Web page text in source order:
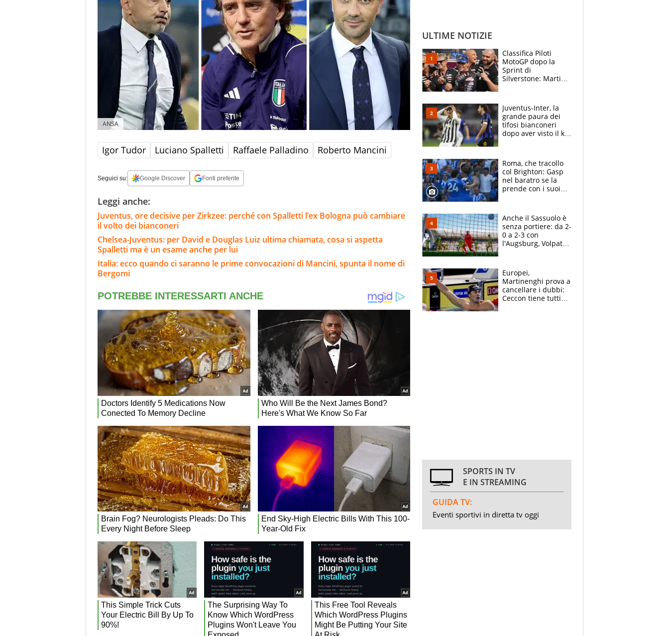
ANSA
Igor Tudor Luciano Spalletti Raffaele Palladino Roberto Mancini
Seguici su: Google Discover Fonti preferite
Leggi anche:
Juventus, ore decisive per Zirkzee: perché con Spalletti l’ex Bologna può cambiare
il volto dei bianconeri
Chelsea-Juventus: per David e Douglas Luiz ultima chiamata, cosa si aspetta
Spalletti ma è un esame anche per lui
Italia: ecco quando ci saranno le prime convocazioni di Mancini, spunta il nome di
Bergomi
ULTIME NOTIZIE
Classifica Piloti
MotoGP dopo la
Sprint di
Silverstone: Martin
Marquez
Juventus-Inter, la
grande paura dei
tifosi bianconeri
dopo aver visto il ko
Roma, che tracollo
col Brighton: Gasp
nel baratro se la
prende con i suoi
Anche il Sassuolo è
senza portiere: da 2-
0 a 2-3 con
l'Augsburg, Volpato
Europei,
Martinenghi prova a
cancellare i dubbi:
Ceccon tiene tutti
SPORTS IN TV
E IN STREAMING
GUIDA TV:
Eventi sportivi in diretta tv oggi